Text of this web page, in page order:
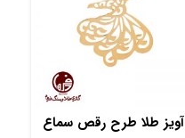
آویز طلا طرح رقص سماع